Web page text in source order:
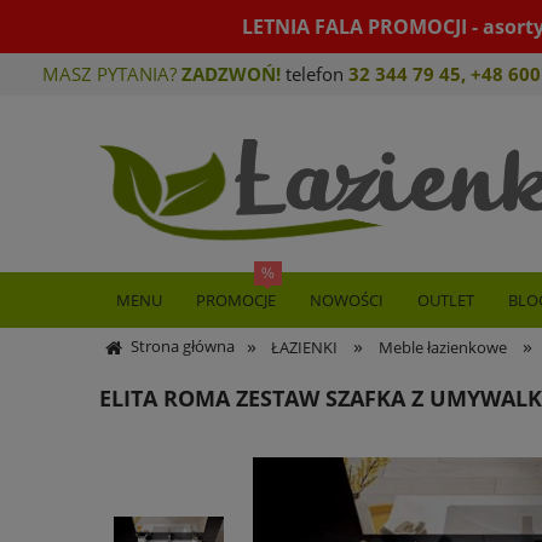
LETNIA FALA PROMOCJI -
MASZ PYTANIA? ZADZWOŃ! telefon 32 344 79 45, +48
MENU PROMOCJE NOWOŚCI OUTLET
Strona główna » ŁAZIENKI » Meble łazienkowe »
ELITA ROMA ZESTAW SZAFKA Z